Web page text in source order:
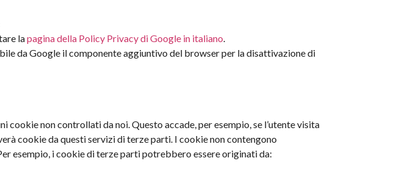
lapagina della Policy Privacy di Google in italiano.
da Google il componente aggiuntivo del browser per la disattivazione di
non controllati da noi. Questo accade, per esempio, se l’utente visita
cookie da questi servizi di terze parti. I cookie non contengono
esempio, i cookie di terze parti potrebbero essere originati da: